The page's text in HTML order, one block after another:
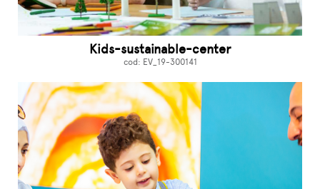
Kids-sustainable-center
cod: EV_19-300141